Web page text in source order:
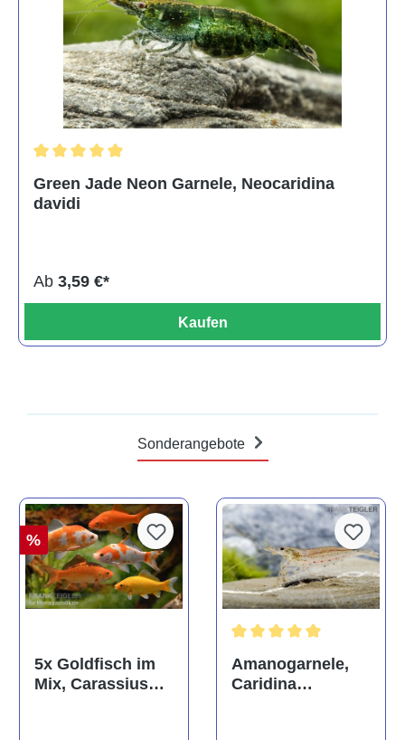
Green Jade Neon Garnele, Neocaridina
davidi
Ab 3,59 €*
Kaufen
Sonderangebote
%
5x Goldfisch im
Mix, Carassius
Amanogarnele,
Caridina